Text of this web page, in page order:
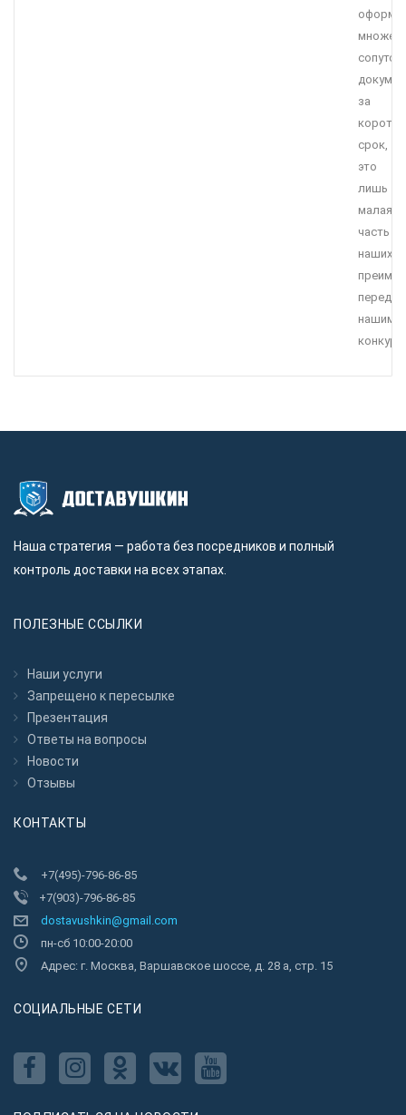
за
срок,
это
лишь
малая
часть
наших
перед
нашими
Наша стратегия — работа без посредников и полный
контроль доставки на всех этапах.
ПОЛЕЗНЫЕ ССЫЛКИ
Наши услуги
Запрещено к пересылкe
Презентация
Ответы на вопросы
Новости
Отзывы
КОНТАКТЫ
+7(495)-796-86-85
+7(903)-796-86-85
dostavushkin@gmail.com
пн-сб 10:00-20:00
Адрес: г. Москва, Варшавское шоссе, д. 28 а, стр. 15
CОЦИАЛЬНЫЕ СЕТИ